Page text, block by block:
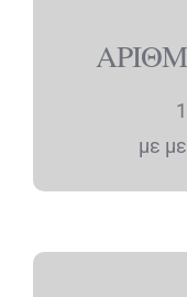
με